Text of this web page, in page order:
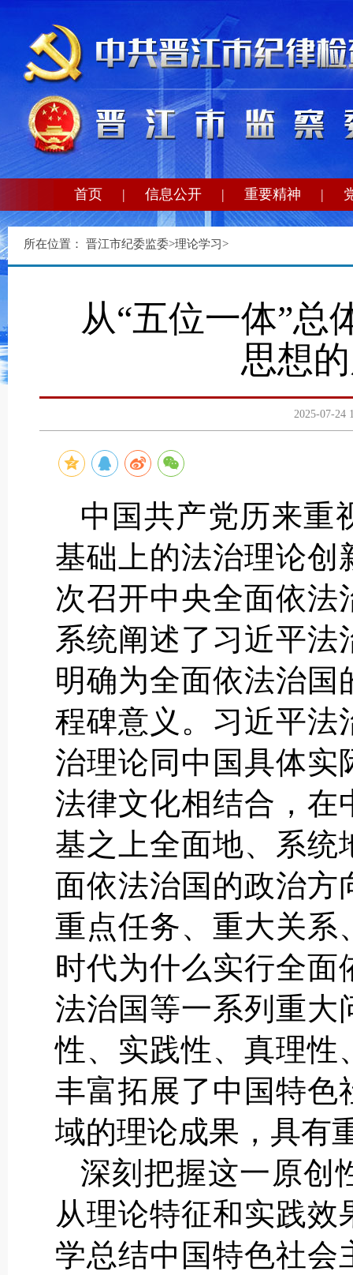
首页 | 信息公开 | 重要精神 |
所在位置： 晋江市纪委监委>理论学习>
从“五位一体”总
思想
2025-07-
中国共产党历来重
基础上的法治理论创
次召开中央全面依法
系统阐述了习近平
明确为全面依法治国
程碑意义。习近平法
治理论同中国具体实
法律文化相结合，在
基之上全面地、系统
面依法治国的政治方
重点任务、重大关系
时代为什么实行全面
法治国等一系列重大
性、实践性、真理性
丰富拓展了中国特色
域的理论成果，具有
深刻把握这一原创
从理论特征和实践
学总结中国特色社会